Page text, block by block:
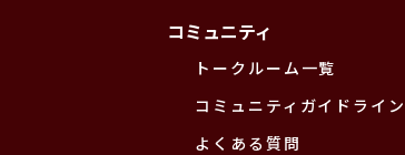
コミュニティ
トークルーム一覧
コミュニティガイドライン
よくある質問